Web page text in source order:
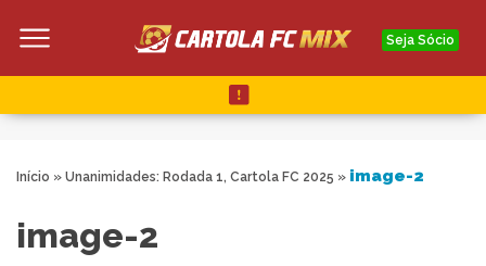
Seja Sócio
Início » Unanimidades: Rodada 1, Cartola FC 2025 » image-2
image-2